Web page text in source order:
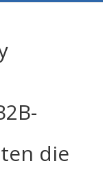
die